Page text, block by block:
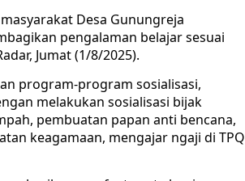
Desa Gunungreja
pengalaman belajar sesuai
Jumat (1/8/2025).
program-program sosialisasi,
melakukan sosialisasi bijak
pembuatan papan anti bencana,
keagamaan, mengajar ngaji di TPQ